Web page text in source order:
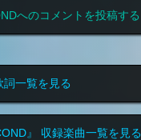
へのコメントを投稿する
詞一覧を見る
』 収録楽曲一覧を見る